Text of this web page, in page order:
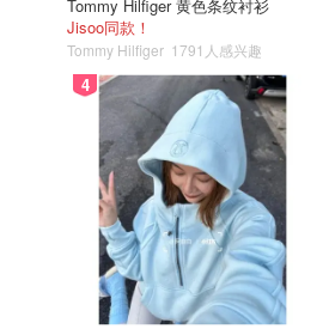
Tommy Hilfiger 黄色条纹衬衫
Jisoo同款！
Tommy Hilfiger 1791人感兴趣
4